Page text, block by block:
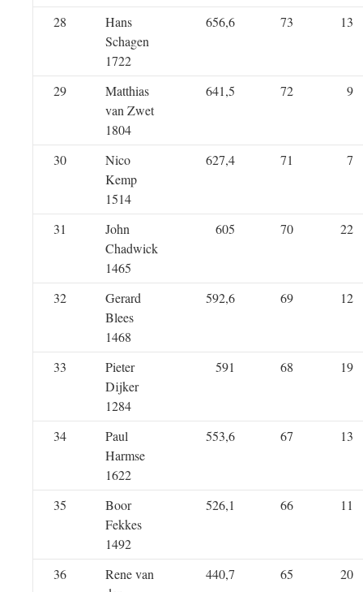
28
Hans
Schagen
1722
656,6 73 13
29
Matthias
van Zwet
1804
641,5 72 9
30
Nico
Kemp
1514
627,4 71 7
31
John
Chadwick
1465
605 70 22
32
Gerard
Blees
1468
592,6 69 12
33
Pieter
Dijker
1284
591 68 19
34
Paul
Harmse
1622
553,6 67 13
35
Boor
Fekkes
1492
526,1 66 11
36
Rene van
440,7 65 20